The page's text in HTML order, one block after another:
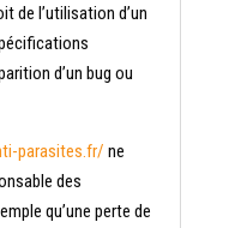
de l’utilisation d’un
d’un bug ou
parasites.fr/ ne
des
qu’une perte de